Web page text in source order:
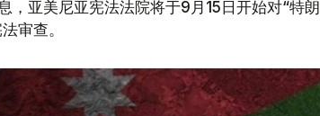
，亚美尼亚宪法法院将于9月15日开始对“特朗
审查。